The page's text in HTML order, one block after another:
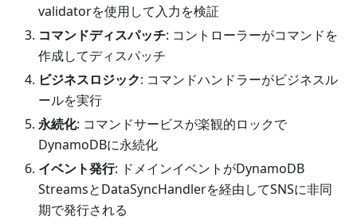
validatorを使用して入力を検証
コマンドディスパッチ: コントローラーがコマンドを
作成してディスパッチ
ビジネスロジック: コマンドハンドラーがビジネスル
ールを実行
永続化: コマンドサービスが楽観的ロックで
DynamoDBに永続化
イベント発行: ドメインイベントがDynamoDB
StreamsとDataSyncHandlerを経由してSNSに非同
期で発行される